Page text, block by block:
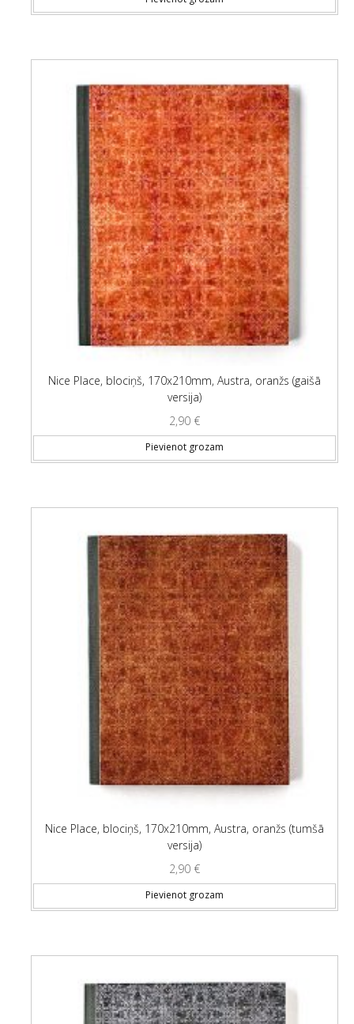
Nice Place, blociņš, 170x210mm, Austra, oranžs (gaišā
versija)
2,90 €
Pievienot grozam
Nice Place, blociņš, 170x210mm, Austra, oranžs (tumšā
versija)
2,90 €
Pievienot grozam